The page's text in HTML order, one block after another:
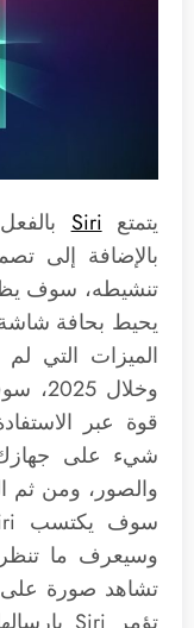
يتمتعSiri
بالإضافة إلى
تنشيطه، سوف
يحيط بحافة
الميزات التي
قوة عبر
شيء على
والصور، ومن ثم
وسيعرف ما
تشاهد صورة